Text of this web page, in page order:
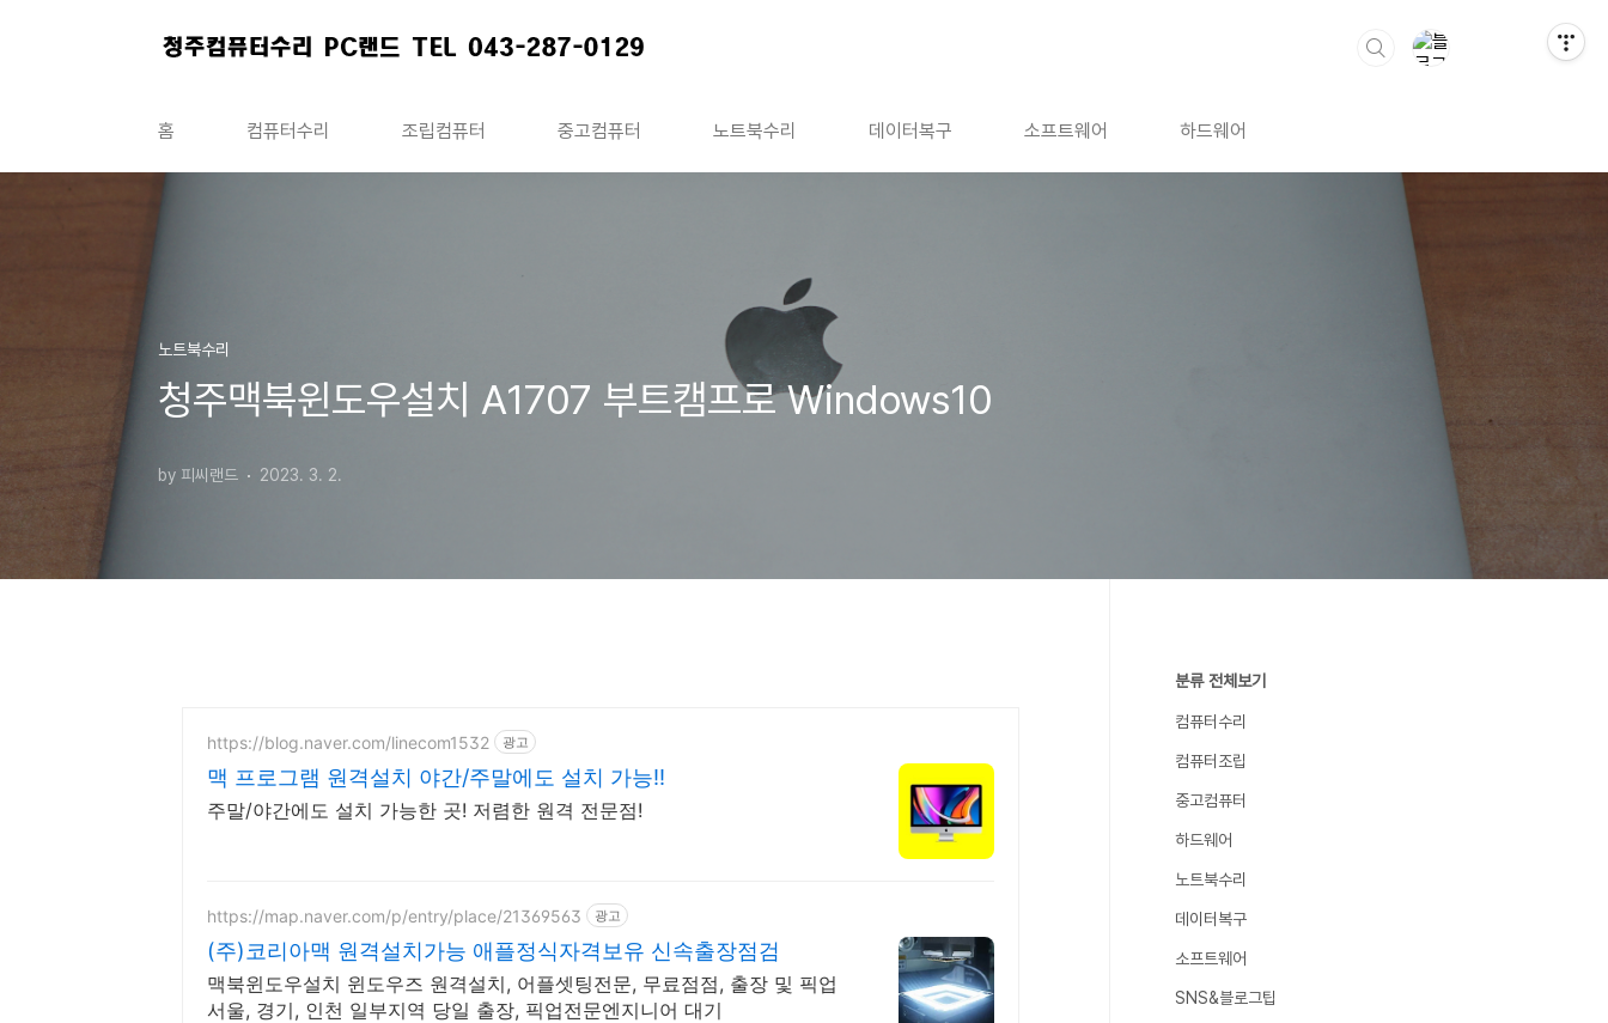
홈 컴퓨터수리 조립컴퓨터 중고컴퓨터 노트북수리 데이터복구 소프트웨어 하드웨어
노트북수리
청주맥북윈도우설치 A1707 부트캠프로 Windows10
by 피씨랜드 2023. 3. 2.
https://blog.naver.com/linecom1532 광고
맥 프로그램 원격설치 야간/주말에도 설치 가능!!
주말/야간에도 설치 가능한 곳! 저렴한 원격 전문점!
https://map.naver.com/p/entry/place/21369563 광고
(주)코리아맥 원격설치가능 애플정식자격보유 신속출장점검
맥북윈도우설치 윈도우즈 원격설치, 어플셋팅전문, 무료점점, 출장 및 픽업
서울, 경기, 인천 일부지역 당일 출장, 픽업전문엔지니어 대기
분류 전체보기
컴퓨터수리
컴퓨터조립
중고컴퓨터
하드웨어
노트북수리
데이터복구
소프트웨어
SNS&블로그팁